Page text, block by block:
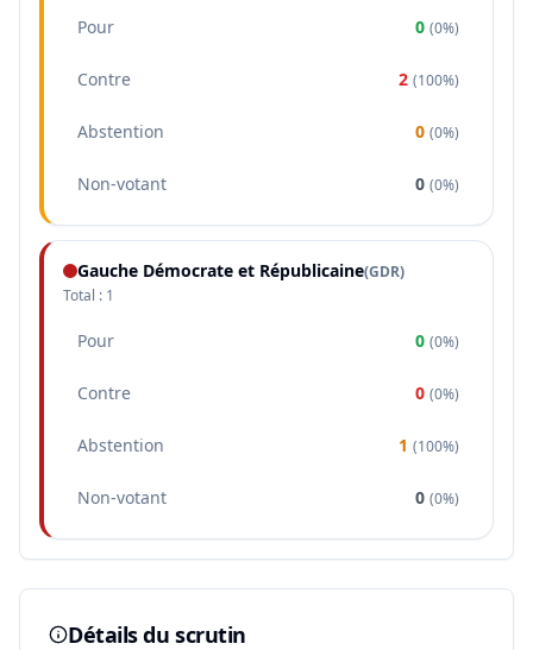
Pour 0 (0%)
Contre 2 (100%)
Abstention 0 (0%)
Non-votant 0 (0%)
Gauche Démocrate et Républicaine(GDR)
Total : 1
Pour 0 (0%)
Contre 0 (0%)
Abstention 1 (100%)
Non-votant 0 (0%)
Détails du scrutin